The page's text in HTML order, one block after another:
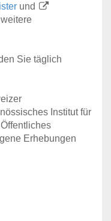
und
Sie täglich
Institut für
Erhebungen